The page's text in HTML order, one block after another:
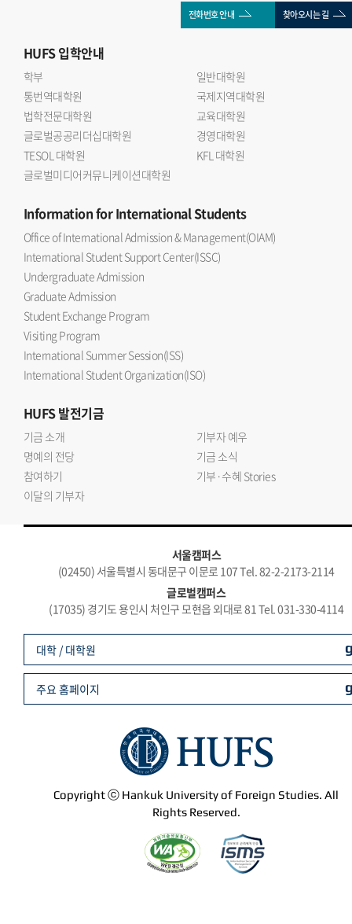
전화번호 안내 찾아오시는 길
HUFS입학안내
학부
일반대학원
통번역대학원
국제지역대학원
법학전문대학원
교육대학원
글로벌공공리더십대학원
경영대학원
TESOL 대학원
KFL 대학원
글로벌미디어커뮤니케이션대학원
Informationfor International Students
Office of International Admission & Management(OIAM)
International Student Support Center(ISSC)
Undergraduate Admission
Graduate Admission
Student Exchange Program
Visiting Program
International Summer Session(ISS)
International Student Organization(ISO)
HUFS발전기금
기금 소개
기부자 예우
명예의 전당
기금 소식
참여하기
기부·수혜 Stories
이달의 기부자
서울캠퍼스
(02450) 서울특별시 동대문구 이문로 107 Tel. 82-2-2173-2114
글로벌캠퍼스
(17035) 경기도 용인시 처인구 모현읍 외대로 81 Tel. 031-330-4114
Copyright ⓒ Hankuk University of Foreign Studies. All
Rights Reserved.
대학 / 대학원
주요 홈페이지